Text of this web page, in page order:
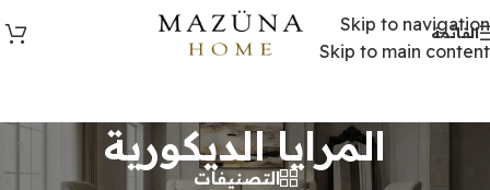
Skip to navigation
Skip to main content
القائمة
المرايا الديكورية
التصنيفات